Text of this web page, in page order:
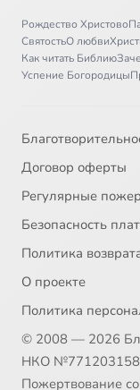
Рождество Христово
СвятостьО любви
Как читать Библию
Успение Богородицы
Договор оферты
Регулярные
Безопасность
Политика
О проекте
Политика
© 2008 — 2026
НКО
Пожертвование